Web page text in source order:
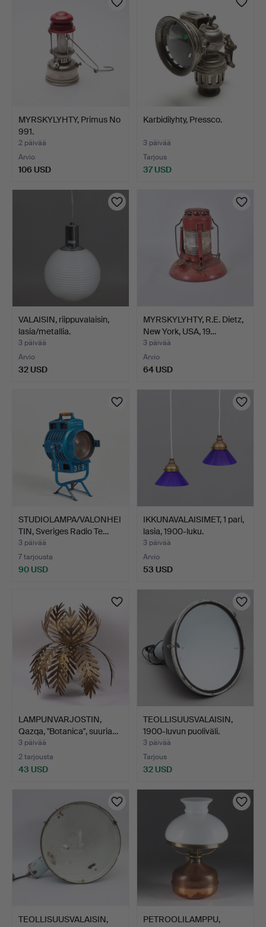
MYRSKYLYHTY, Primus No
991.
2 päivää
Arvio
106 USD
Karbidilyhty, Pressco.
3 päivää
Tarjous
37 USD
VALAISIN, riippuvalaisin,
lasia/metallia.
3 päivää
Arvio
32 USD
MYRSKYLYHTY, R.E. Dietz,
New York, USA, 19…
3 päivää
Arvio
64 USD
STUDIOLAMPA/VALONHEI
TIN, Sveriges Radio Te…
3 päivää
7 tarjousta
90 USD
IKKUNAVALAISIMET, 1 pari,
lasia, 1900-luku.
3 päivää
Arvio
53 USD
LAMPUNVARJOSTIN,
Qazqa, "Botanica", suuria…
3 päivää
2 tarjousta
43 USD
TEOLLISUUSVALAISIN,
1900-luvun puoliväli.
3 päivää
Tarjous
32 USD
TEOLLISUUSVALAISIN,
PETROOLILAMPPU,